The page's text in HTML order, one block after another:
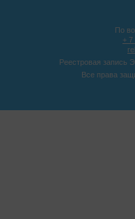
По
+ 7
Реестровая запись
Все права